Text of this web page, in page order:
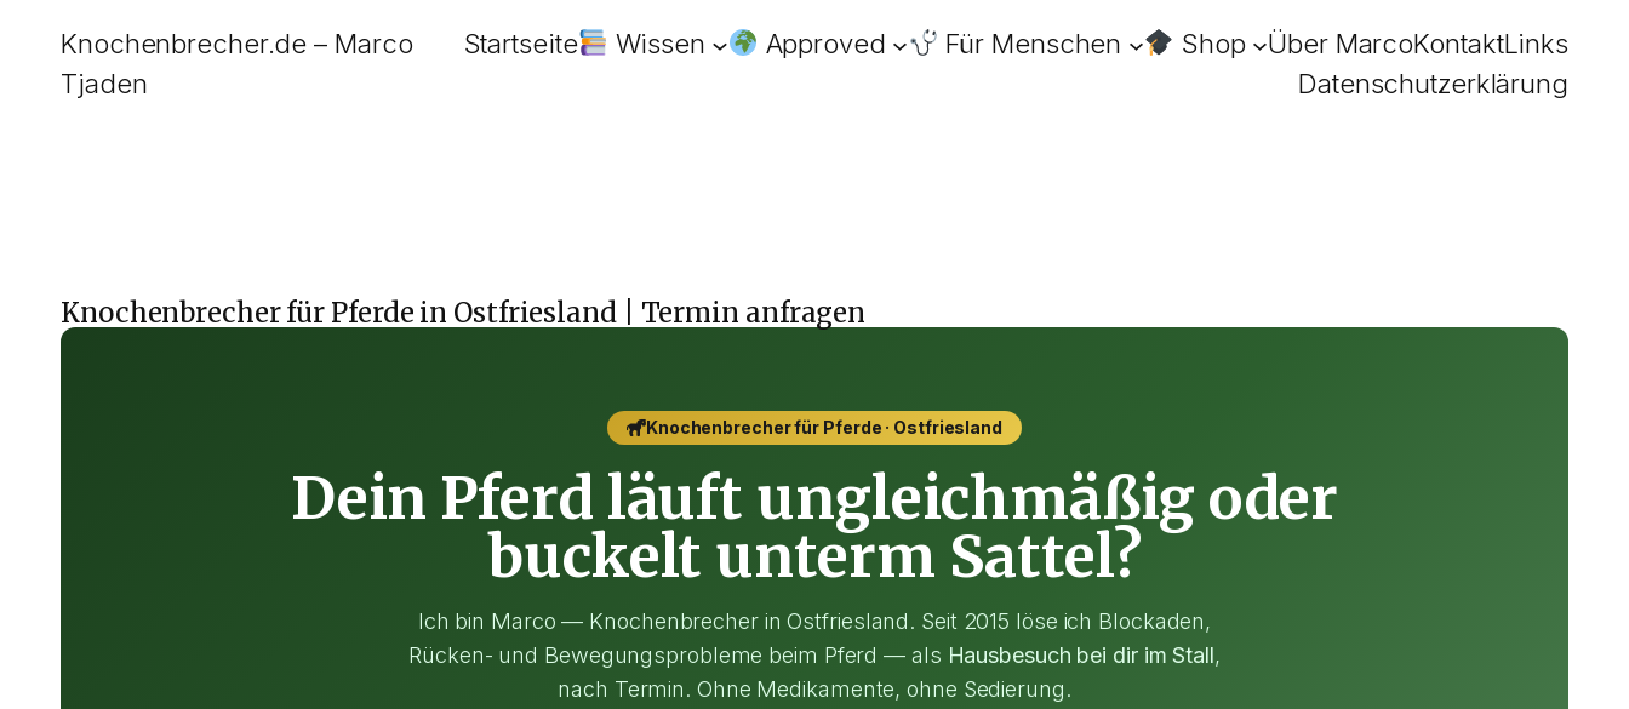
Inhalt
springen
Knochenbrecher.de – Marco
Tjaden
Startseite Wissen Approved Für Menschen Shop Über MarcoKontaktLinks
Datenschutzerklärung
Knochenbrecher für Pferde in Ostfriesland | Termin anfragen
Knochenbrecher für Pferde · Ostfriesland
Dein Pferd läuft ungleichmäßig oder
buckelt unterm Sattel?
Ich bin Marco — Knochenbrecher in Ostfriesland. Seit 2015 löse ich Blockaden,
Rücken- und Bewegungsprobleme beim Pferd — als Hausbesuch bei dir im Stall,
nach Termin. Ohne Medikamente, ohne Sedierung.